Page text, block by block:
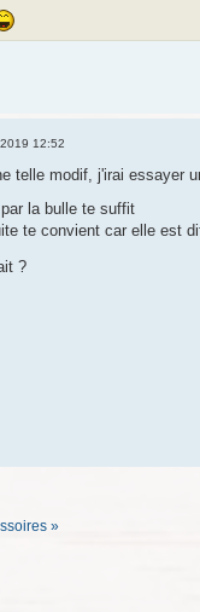
12:52
telle modif, j'irai essayer
la bulle te suffit
te convient car elle est
?
»